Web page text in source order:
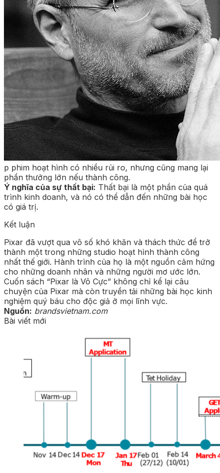
p phim hoạt hình có nhiều rủi ro, nhưng cũng mang lại
phần thưởng lớn nếu thành công.
Ý nghĩa của sự thất bại: Thất bại là một phần của quá
trình kinh doanh, và nó có thể dẫn đến những bài học
có giá trị.
Kết luận
Pixar đã vượt qua vô số khó khăn và thách thức để trở
thành một trong những studio hoạt hình thành công
nhất thế giới. Hành trình của họ là một nguồn cảm hứng
cho những doanh nhân và những người mơ ước lớn.
Cuốn sách “Pixar là Vô Cực” không chỉ kể lại câu
chuyện của Pixar mà còn truyền tải những bài học kinh
nghiệm quý báu cho độc giả ở mọi lĩnh vực.
Nguồn: brandsvietnam.com
Bài viết mới